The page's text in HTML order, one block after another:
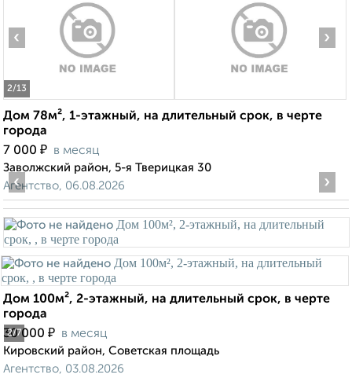
2/13
‹ ›
Дом 78м², 1-этажный, на длительный срок, в черте
города
7 000 ₽ в месяц
Заволжский район, 5-я Тверицкая 30
Агентство, 06.08.2026
2/7
‹ ›
Дом 100м², 2-этажный, на длительный срок, в черте
города
30 000 ₽ в месяц
Кировский район, Советская площадь
Агентство, 03.08.2026